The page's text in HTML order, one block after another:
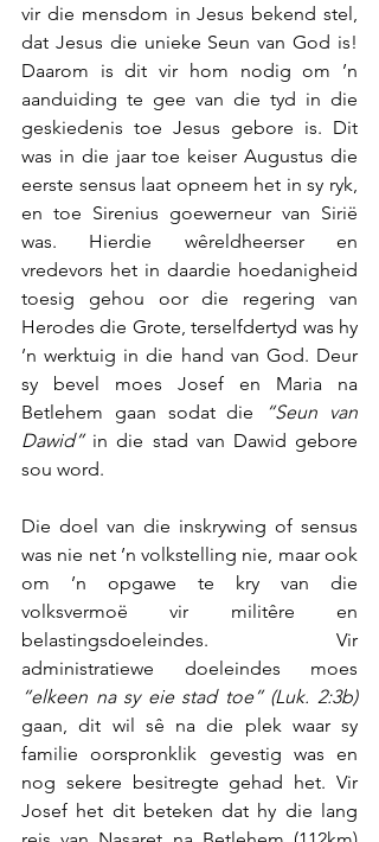
vir die mensdom in Jesus bekend stel,
dat Jesus die unieke Seun van God is!
Daarom is dit vir hom nodig om ’n
aanduiding te gee van die tyd in die
geskiedenis toe Jesus gebore is. Dit
was in die jaar toe keiser Augustus die
eerste sensus laat opneem het in sy ryk,
en toe Sirenius goewerneur van Sirië
was. Hierdie wêreldheerser en
vredevors het in daardie hoedanigheid
toesig gehou oor die regering van
Herodes die Grote, terselfdertyd was hy
’n werktuig in die hand van God. Deur
sy bevel moes Josef en Maria na
Betlehem gaan sodat die
“Seun van
Dawid” in die stad van Dawid gebore
sou word.
Die doel van die inskrywing of sensus
was nie net ’n volkstelling nie, maar ook
om ’n opgawe te kry van die
volksvermoë vir militêre en
belastingsdoeleindes. Vir
“elkeen na sy eie stad toe” (Luk. 2:3b)
gaan, dit wil sê na die plek waar sy
familie oorspronklik gevestig was en
nog sekere besitregte gehad het. Vir
Josef het dit beteken dat hy die lang